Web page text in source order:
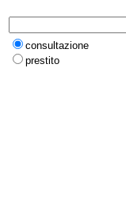
consultazione
prestito